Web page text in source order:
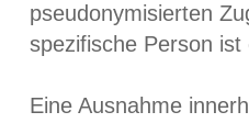
pseudonymisierten
spezifische Person
Eine Ausnahme